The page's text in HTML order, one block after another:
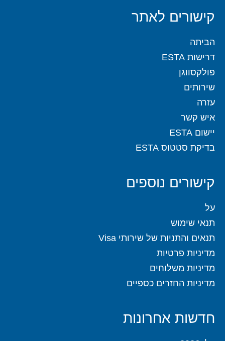
קישורים לאתר
הביתה
דרישות ESTA
פולקסווגן
שירותים
עזרה
איש קשר
יישום ESTA
בדיקת סטטוס ESTA
קישורים נוספים
על
תנאי שימוש
תנאים והתניות של שירותי Visa
מדיניות פרטיות
מדיניות משלוחים
מדיניות החזרים כספיים
חדשות אחרונות